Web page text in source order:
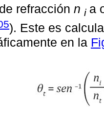
refracción n i a
). Este es
en la